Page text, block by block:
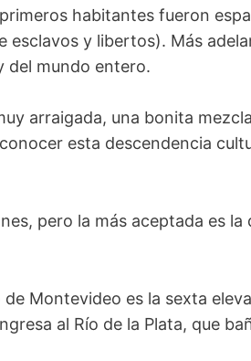
habitantes fueron
esclavos y libertos). Más
del mundo entero.
arraigada, una bonita
esta descendencia
pero la más aceptada es la
de Montevideo es la sexta
al Río de la Plata, que